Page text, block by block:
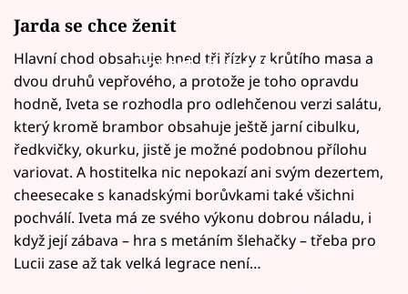
Jarda se chce ženit
Failed to fetch
Hlavní chod obsahuje hned tři řízky z krůtího masa a
dvou druhů vepřového, a protože je toho opravdu
hodně, Iveta se rozhodla pro odlehčenou verzi salátu,
který kromě brambor obsahuje ještě jarní cibulku,
ředkvičky, okurku, jistě je možné podobnou přílohu
variovat. A hostitelka nic nepokazí ani svým dezertem,
cheesecake s kanadskými borůvkami také všichni
pochválí. Iveta má ze svého výkonu dobrou náladu, i
když její zábava – hra s metáním šlehačky – třeba pro
Lucii zase až tak velká legrace není…